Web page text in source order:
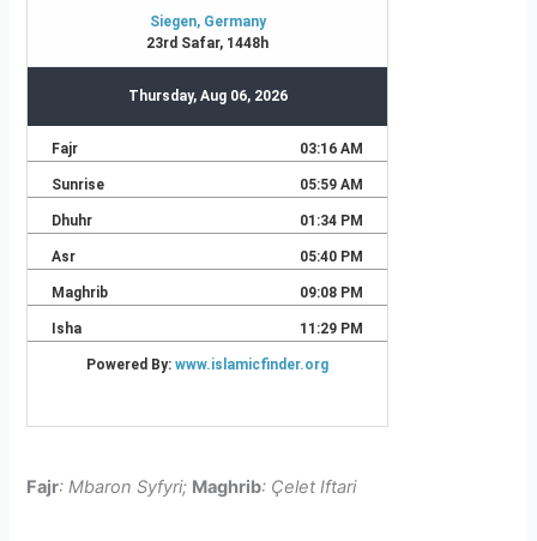
Fajr: Mbaron Syfyri; Maghrib: Çelet Iftari